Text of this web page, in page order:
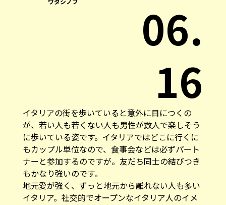
06.
16
イタリアの街を歩いていると意外に目につくの
が、若い人も若くない人も男性が数人で楽しそう
に歩いている姿です。イタリアではどこに行くに
もカップル単位なので、食事会などは必ずパート
ナーと参加するのですが。友だち同士の結びつき
もかなり強いのです。
地元愛が強く、ずっと地元から離れない人も多い
イタリア。社交的でオープンなイタリア人のイメ